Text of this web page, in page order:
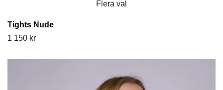
Flera val
Tights Nude
1 150 kr